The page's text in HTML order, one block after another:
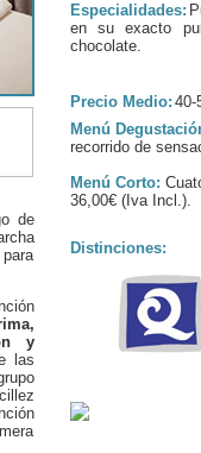
Especialidades:
en su exacto
chocolate.
Precio Medio: 40-
Menú
recorrido de
Menú Corto:
36,00€ (Iva Incl.).
Distinciones:
de
y
las